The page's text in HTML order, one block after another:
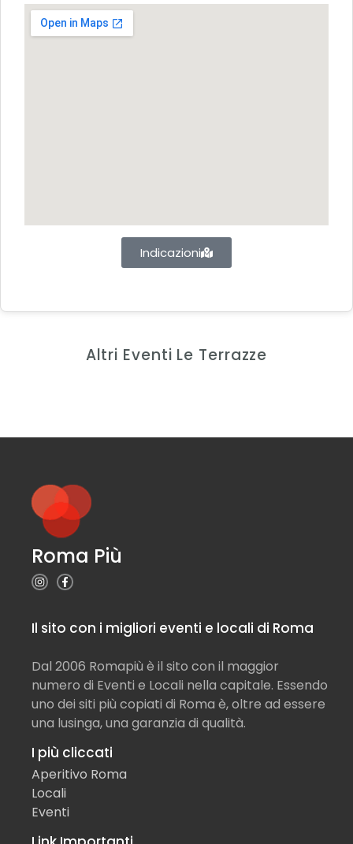
Indicazioni
Altri Eventi Le Terrazze
Roma Più
Il sito con i migliori eventi e locali di Roma
Dal 2006 Romapiù è il sito con il maggior
numero di Eventi e Locali nella capitale. Essendo
uno dei siti più copiati di Roma è, oltre ad essere
una lusinga, una garanzia di qualità.
I più cliccati
Aperitivo Roma
Locali
Eventi